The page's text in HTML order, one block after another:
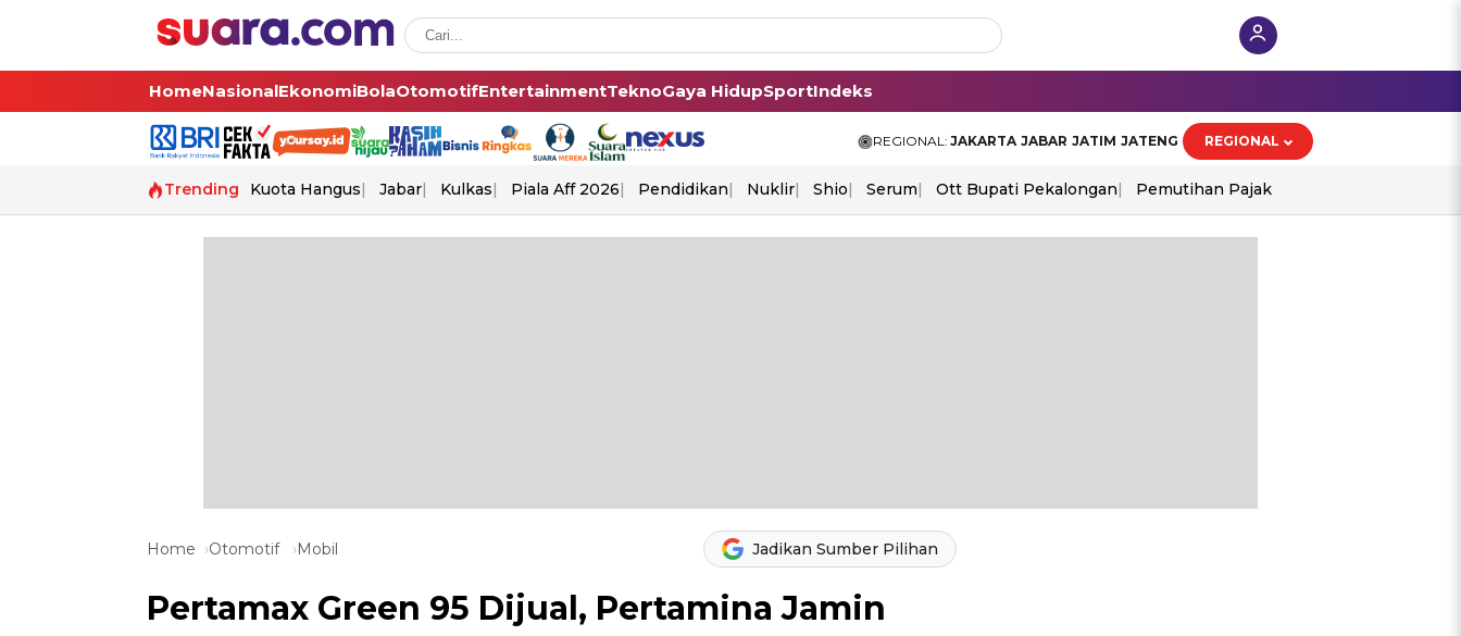
HomeNasionalEkonomiBolaOtomotifEntertainmentTeknoGaya HidupSportIndeks
REGIONAL: JAKARTA JABAR JATIM JATENG REGIONAL
Trending Kuota Hangus Jabar Kulkas Piala Aff 2026 Pendidikan Nuklir Shio Serum Ott Bupati Pekalongan Pemutihan Pajak
Home Otomotif Mobil Jadikan Sumber Pilihan
Pertamax Green 95 Dijual, Pertamina Jamin